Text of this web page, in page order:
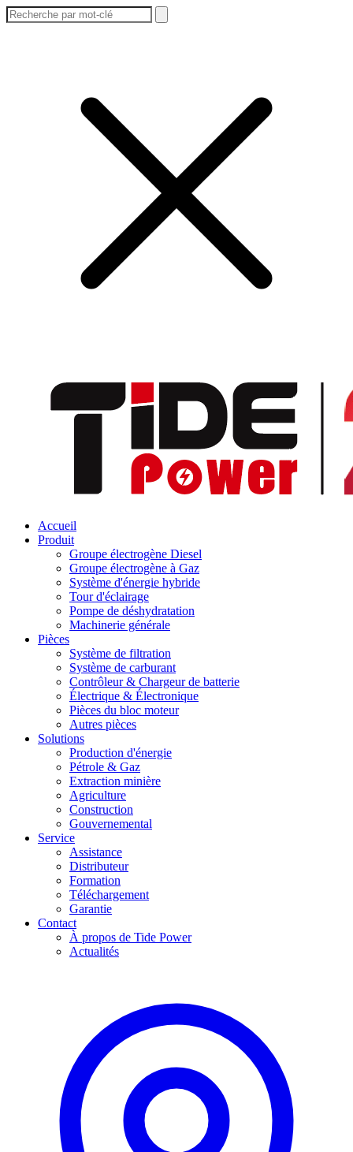
Accueil
Produit
Groupe électrogène Diesel
Groupe électrogène à Gaz
Système d'énergie hybride
Tour d'éclairage
Pompe de déshydratation
Machinerie générale
Pièces
Système de filtration
Système de carburant
Contrôleur & Chargeur de batterie
Électrique & Électronique
Pièces du bloc moteur
Autres pièces
Solutions
Production d'énergie
Pétrole & Gaz
Extraction minière
Agriculture
Construction
Gouvernemental
Service
Assistance
Distributeur
Formation
Téléchargement
Garantie
Contact
À propos de Tide Power
Actualités